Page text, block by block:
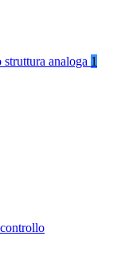
analoga 1